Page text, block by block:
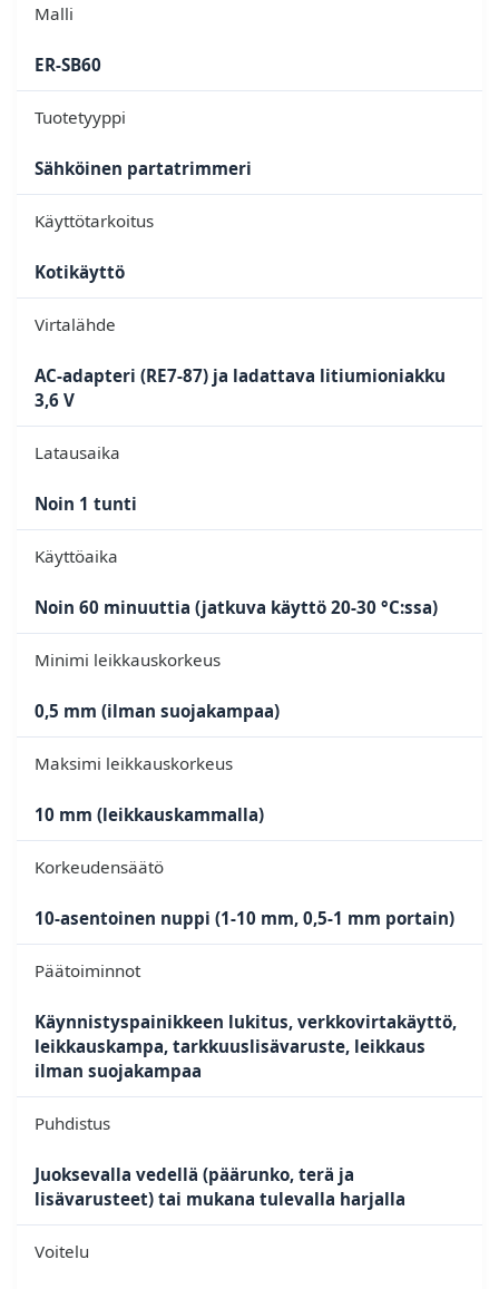
Malli
ER-SB60
Tuotetyyppi
Sähköinen partatrimmeri
Käyttötarkoitus
Kotikäyttö
Virtalähde
AC-adapteri (RE7-87) ja ladattava litiumioniakku
3,6 V
Latausaika
Noin 1 tunti
Käyttöaika
Noin 60 minuuttia (jatkuva käyttö 20-30 °C:ssa)
Minimi leikkauskorkeus
0,5 mm (ilman suojakampaa)
Maksimi leikkauskorkeus
10 mm (leikkauskammalla)
Korkeudensäätö
10-asentoinen nuppi (1-10 mm, 0,5-1 mm portain)
Päätoiminnot
Käynnistyspainikkeen lukitus, verkkovirtakäyttö,
leikkauskampa, tarkkuuslisävaruste, leikkaus
ilman suojakampaa
Puhdistus
Juoksevalla vedellä (päärunko, terä ja
lisävarusteet) tai mukana tulevalla harjalla
Voitelu